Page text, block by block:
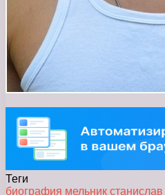
Теги
биография мельник станислав